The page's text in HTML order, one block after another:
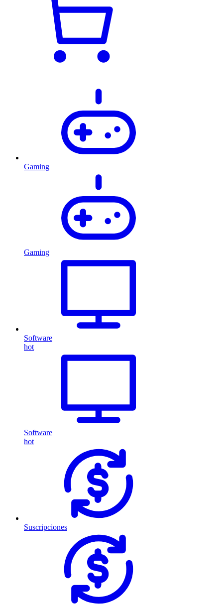
Gaming
Gaming
Software
hot
Software
hot
Suscripciones